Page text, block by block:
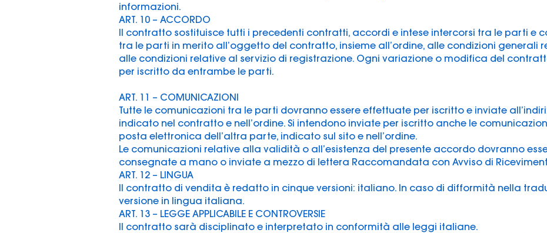
informazioni.
ART. 10 – ACCORDO
Il contratto sostituisce tutti i precedenti contratti, accordi e intese intercorsi tra le parti e
tra le parti in merito all’oggetto del contratto, insieme all’ordine, alle condizioni generali
alle condizioni relative al servizio di registrazione. Ogni variazione o modifica del
per iscritto da entrambe le parti.
ART. 11 – COMUNICAZIONI
Tutte le comunicazioni tra le parti dovranno essere effettuate per iscritto e inviate
indicato nel contratto e nell’ordine. Si intendono inviate per iscritto anche le
posta elettronica dell’altra parte, indicato sul sito e nell’ordine.
Le comunicazioni relative alla validità o all’esistenza del presente accordo dovranno
consegnate a mano o inviate a mezzo di lettera Raccomandata con Avviso di
ART. 12 – LINGUA
Il contratto di vendita è redatto in cinque versioni: italiano. In caso di difformità nella
versione in lingua italiana.
ART. 13 – LEGGE APPLICABILE E CONTROVERSIE
Il contratto sarà disciplinato e interpretato in conformità alle leggi italiane.